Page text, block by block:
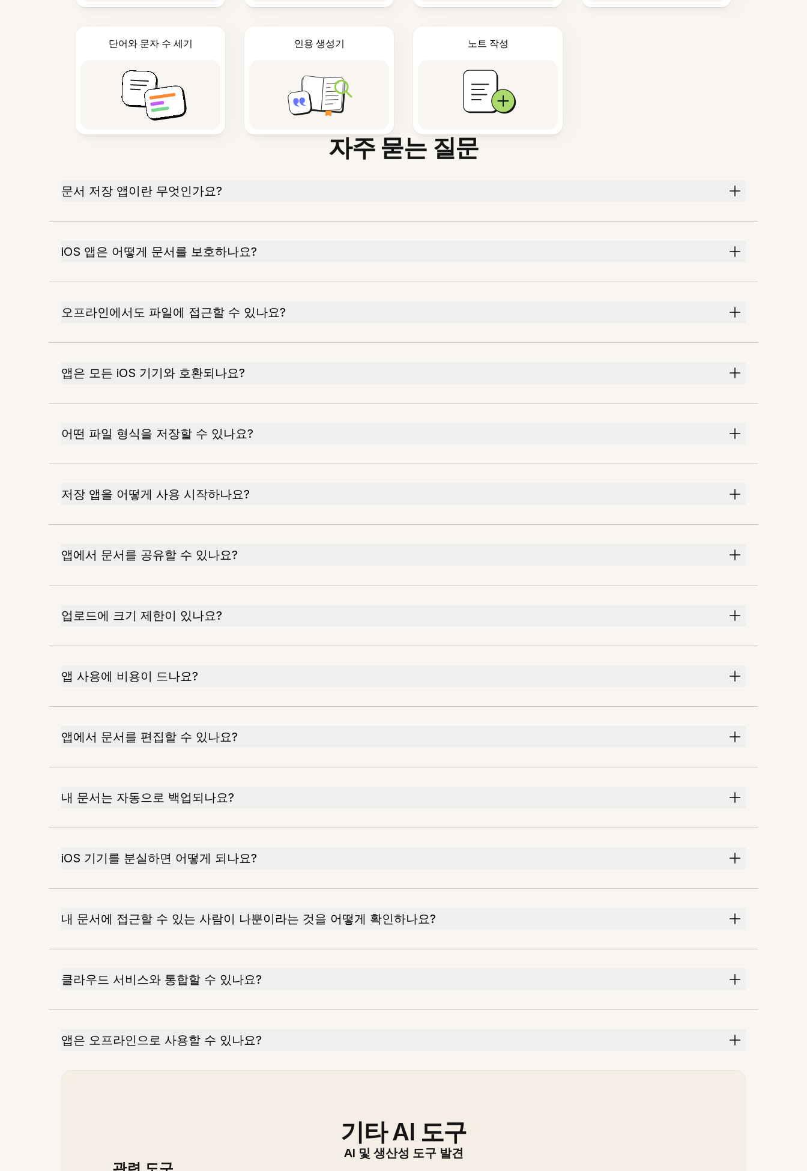
단어와 문자 수 세기 인용 생성기 노트 작성
자주 묻는 질문
문서 저장 앱이란 무엇인가요?
iOS 앱은 어떻게 문서를 보호하나요?
오프라인에서도 파일에 접근할 수 있나요?
앱은 모든 iOS 기기와 호환되나요?
어떤 파일 형식을 저장할 수 있나요?
저장 앱을 어떻게 사용 시작하나요?
앱에서 문서를 공유할 수 있나요?
업로드에 크기 제한이 있나요?
앱 사용에 비용이 드나요?
앱에서 문서를 편집할 수 있나요?
내 문서는 자동으로 백업되나요?
iOS 기기를 분실하면 어떻게 되나요?
내 문서에 접근할 수 있는 사람이 나뿐이라는 것을 어떻게 확인하나요?
클라우드 서비스와 통합할 수 있나요?
앱은 오프라인으로 사용할 수 있나요?
기타 AI 도구
AI 및 생산성 도구 발견